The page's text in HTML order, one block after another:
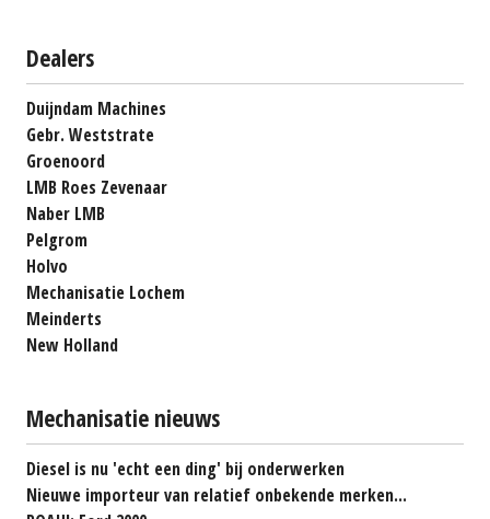
Dealers
Duijndam Machines
Gebr. Weststrate
Groenoord
LMB Roes Zevenaar
Naber LMB
Pelgrom
Holvo
Mechanisatie Lochem
Meinderts
New Holland
Mechanisatie nieuws
Diesel is nu 'echt een ding' bij onderwerken
Nieuwe importeur van relatief onbekende merken...